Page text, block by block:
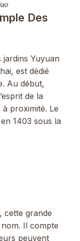
Des
jardins Yuyuan
est dédié
Au début,
de la
proximité. Le
1403 sous la
cette grande
Il compte
peuvent